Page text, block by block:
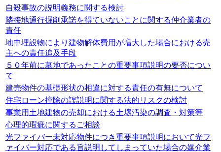
自殺事故の説明義務に関する検討
隣接地通行掘削承諾を得ていないことに関する仲介業者の
責任
地中埋設物により建物解体費用が増大した場合における売
主への責任追及手段
５０年前に墓地であったことの重要事項説明の要否につい
て
建売物件の基礎形状の相違に対する責任の有無について
住宅ローン控除の誤説明に関する法的リスクの検討
事業用土地建物の売却における土壌汚染の調査・対策等
心理的瑕疵に関するご相談
光ファイバー未対応物件につき重要事項説明において光フ
ァイバー対応である旨説明してしまっていた場合の媒介業